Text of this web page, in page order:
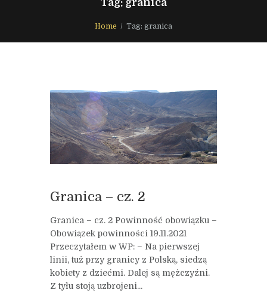
Home Tag: granica
Granica – cz. 2
Granica – cz. 2 Powinność obowiązku –
Obowiązek powinności 19.11.2021
Przeczytałem w WP: – Na pierwszej
linii, tuż przy granicy z Polską, siedzą
kobiety z dziećmi. Dalej są mężczyźni.
Z tyłu stoją uzbrojeni...